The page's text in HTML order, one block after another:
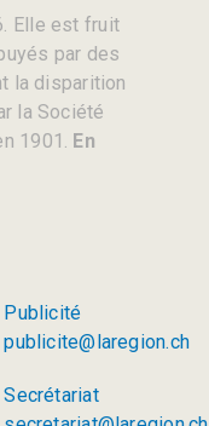
Elle est fruit
par des
la disparition
la Société
1901. En
Publicité
publicite@laregion.ch
Secrétariat